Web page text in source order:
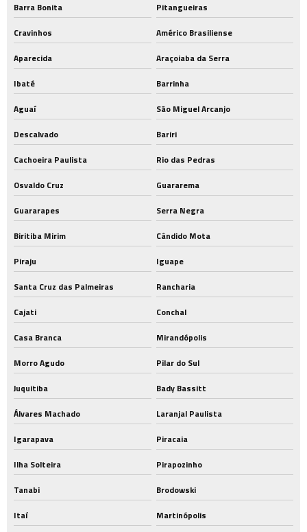
Barra Bonita
Pitangueiras
Cravinhos
Américo Brasiliense
Aparecida
Araçoiaba da Serra
Ibaté
Barrinha
Aguaí
São Miguel Arcanjo
Descalvado
Bariri
Cachoeira Paulista
Rio das Pedras
Osvaldo Cruz
Guararema
Guararapes
Serra Negra
Biritiba Mirim
Cândido Mota
Piraju
Iguape
Santa Cruz das Palmeiras
Rancharia
Cajati
Conchal
Casa Branca
Mirandópolis
Morro Agudo
Pilar do Sul
Juquitiba
Bady Bassitt
Álvares Machado
Laranjal Paulista
Igarapava
Piracaia
Ilha Solteira
Pirapozinho
Tanabi
Brodowski
Itaí
Martinópolis